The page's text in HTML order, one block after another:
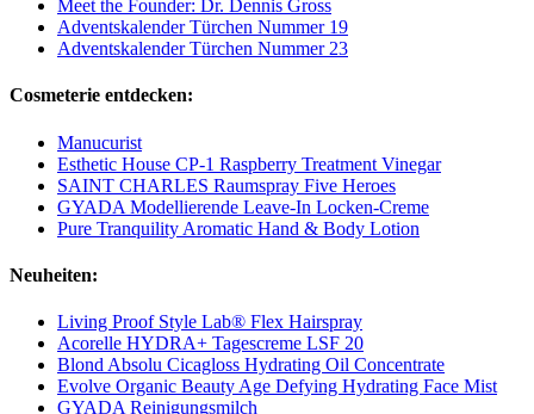
Meet the Founder: Dr. Dennis Gross
Adventskalender Türchen Nummer 19
Adventskalender Türchen Nummer 23
Cosmeterie entdecken:
Manucurist
Esthetic House CP-1 Raspberry Treatment Vinegar
SAINT CHARLES Raumspray Five Heroes
GYADA Modellierende Leave-In Locken-Creme
Pure Tranquility Aromatic Hand & Body Lotion
Neuheiten:
Living Proof Style Lab® Flex Hairspray
Acorelle HYDRA+ Tagescreme LSF 20
Blond Absolu Cicagloss Hydrating Oil Concentrate
Evolve Organic Beauty Age Defying Hydrating Face Mist
GYADA Reinigungsmilch